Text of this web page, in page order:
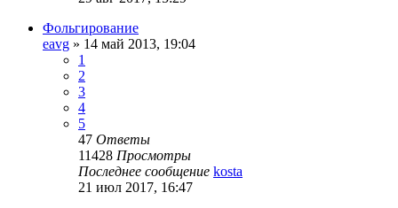
Фольгирование
eavg » 14 май 2013, 19:04
1
2
3
4
5
47 Ответы
11428 Просмотры
Последнее сообщение kosta
21 июл 2017, 16:47